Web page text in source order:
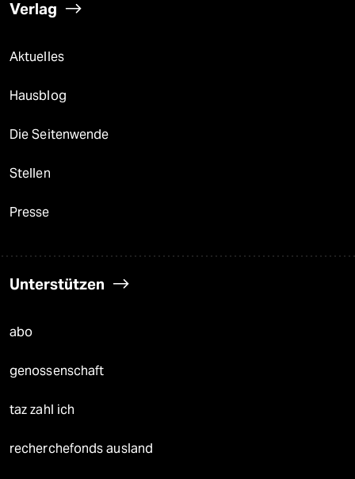
Verlag
Aktuelles
Hausblog
Die Seitenwende
Stellen
Presse
Unterstützen
abo
genossenschaft
taz zahl ich
recherchefonds ausland